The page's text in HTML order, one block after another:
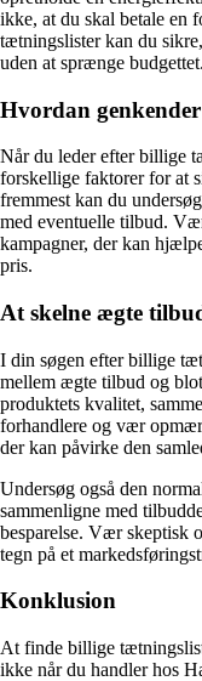
ikke, at du skal betale en
tætningslister kan du
uden at sprænge budgettet.
Hvordan
Når du leder efter billige
forskellige faktorer for at
fremmest kan du
med eventuelle tilbud.
kampagner, der kan
pris.
At skelne ægte
I din søgen efter billige
mellem ægte tilbud og
produktets kvalitet,
forhandlere og vær
der kan påvirke den
Undersøg også den
sammenligne med
besparelse. Vær skeptisk
tegn på et
Konklusion
At finde billige
ikke når du handler hos